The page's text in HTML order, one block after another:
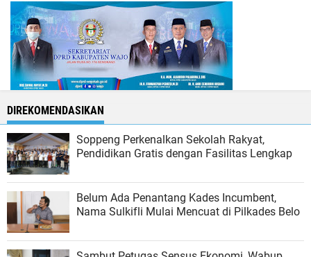
DIREKOMENDASIKAN
Soppeng Perkenalkan Sekolah Rakyat,
Pendidikan Gratis dengan Fasilitas Lengkap
Belum Ada Penantang Kades Incumbent,
Nama Sulkifli Mulai Mencuat di Pilkades Belo